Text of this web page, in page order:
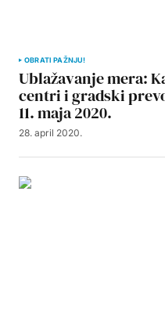
OBRATI PAŽNJU!
Ublažavanje mera:
centri i gradski
11. maja 2020.
28. april 2020.